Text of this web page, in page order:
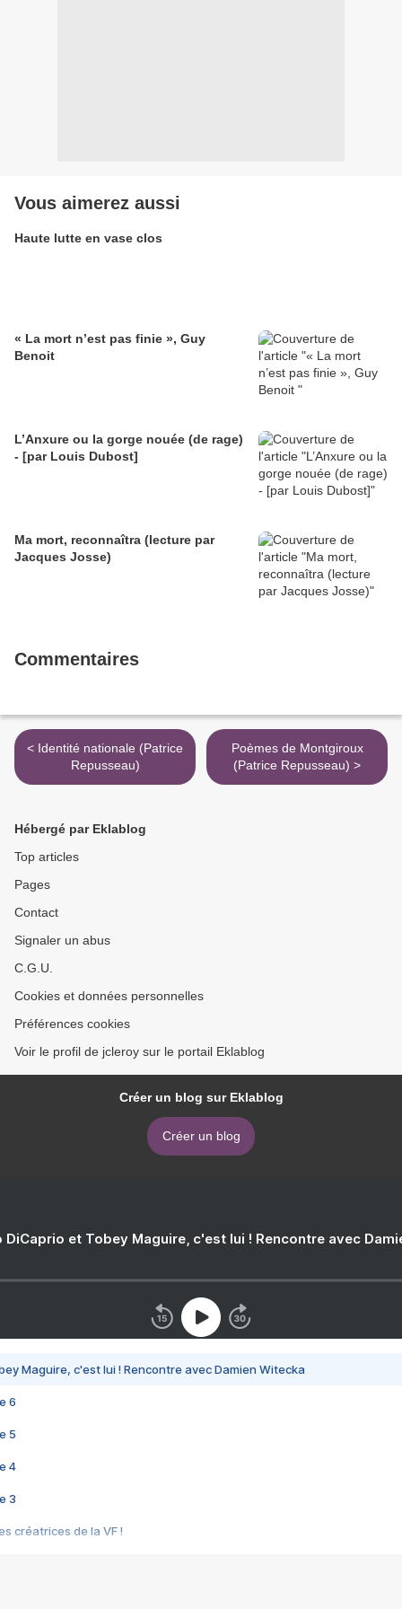
Vous aimerez aussi
Haute lutte en vase clos
« La mort n’est pas finie », Guy
Benoit
L’Anxure ou la gorge nouée (de rage)
- [par Louis Dubost]
Ma mort, reconnaîtra (lecture par
Jacques Josse)
Commentaires
< Identité nationale (Patrice
Repusseau)
Poèmes de Montgiroux
(Patrice Repusseau) >
Hébergé par Eklablog
Top articles
Pages
Contact
Signaler un abus
C.G.U.
Cookies et données personnelles
Préférences cookies
Voir le profil de jcleroy sur le portail Eklablog
Créer un blog sur Eklablog
Créer un blog
DiCaprio et Tobey Maguire, c'est lui ! Rencontre avec
Maguire, c'est lui ! Rencontre avec Damien Witecka
6
5
4
3
créatrices de la VF !